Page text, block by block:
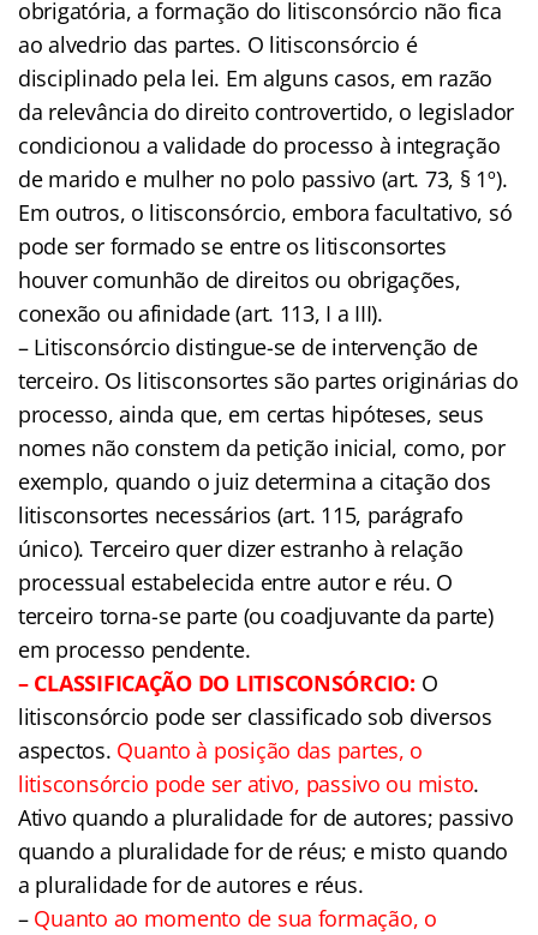
obrigatória, a formação do litisconsórcio não fica
ao alvedrio das partes. O litisconsórcio é
disciplinado pela lei. Em alguns casos, em razão
da relevância do direito controvertido, o legislador
condicionou a validade do processo à integração
de marido e mulher no polo passivo (art. 73, § 1º).
Em outros, o litisconsórcio, embora facultativo, só
pode ser formado se entre os litisconsortes
houver comunhão de direitos ou obrigações,
conexão ou afinidade (art. 113, I a III).
– Litisconsórcio distingue-se de intervenção de
terceiro. Os litisconsortes são partes originárias do
processo, ainda que, em certas hipóteses, seus
nomes não constem da petição inicial, como, por
exemplo, quando o juiz determina a citação dos
litisconsortes necessários (art. 115, parágrafo
único). Terceiro quer dizer estranho à relação
processual estabelecida entre autor e réu. O
terceiro torna-se parte (ou coadjuvante da parte)
em processo pendente.
– CLASSIFICAÇÃO DO LITISCONSÓRCIO: O
litisconsórcio pode ser classificado sob diversos
aspectos. Quanto à posição das partes, o
litisconsórcio pode ser ativo, passivo ou misto.
Ativo quando a pluralidade for de autores; passivo
quando a pluralidade for de réus; e misto quando
a pluralidade for de autores e réus.
– Quanto ao momento de sua formação, o